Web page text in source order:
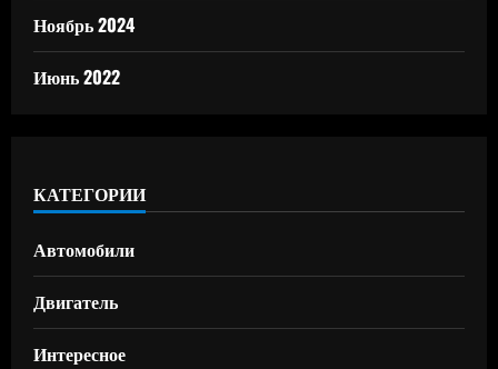
Ноябрь 2024
Июнь 2022
КАТЕГОРИИ
Автомобили
Двигатель
Интересное